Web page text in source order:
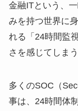
金融ITという、
みを持つ世界に
れる「24時間監
さを感じてしま
多くのSOC（
事は、24時間体